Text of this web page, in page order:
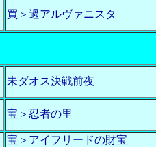
買＞過アルヴァニスタ
未ダオス決戦前夜
宝＞忍者の里
宝＞アイフリードの財宝